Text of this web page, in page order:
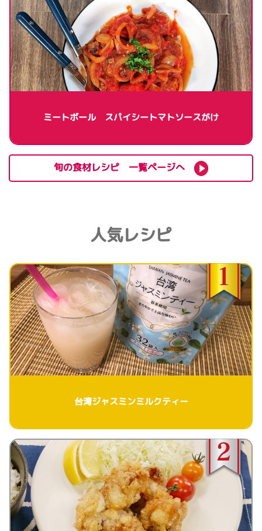
ミートボール スパイシートマトソースがけ
旬の食材レシピ 一覧ページへ
人気レシピ
台湾ジャスミンミルクティー